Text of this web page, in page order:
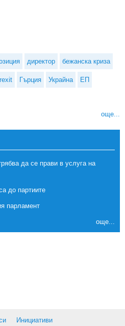
директор бежанска криза
Гърция Украйна ЕП
още...
да се прави в услуга на
до партиите
парламент
още...
Инициативи